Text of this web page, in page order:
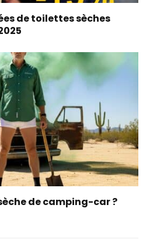
de toilettes sèches
de camping-car ?